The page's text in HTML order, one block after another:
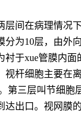
间在病理情况
为10层，由外
于xue管膜内面
杆细胞主要在
第三层叫节细胞
达出口。视网膜